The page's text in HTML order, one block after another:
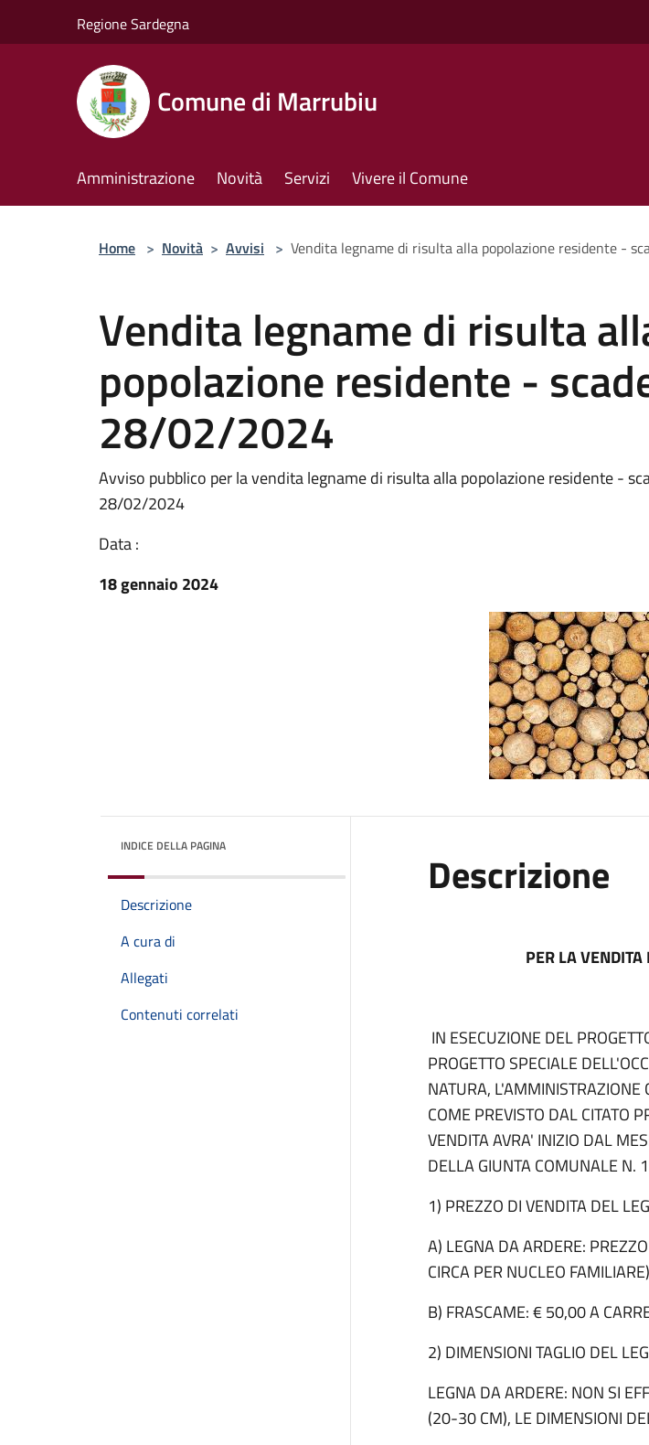
Regione Sardegna
Comune di Marrubiu
Amministrazione Novità Servizi Vivere il Comune
Home > Novità > Avvisi > Vendita legname di risulta alla popolazione residente -
Vendita legname di risulta
popolazione residente -
28/02/2024
Avviso pubblico per la vendita legname di risulta alla popolazione residente -
28/02/2024
Data :
18 gennaio 2024
INDICE DELLA PAGINA
Descrizione
A cura di
Allegati
Contenuti correlati
Descrizione
PER LA
IN ESECUZIONE DEL
PROGETTO SPECIALE
NATURA, L'AMMINISTRAZIONE
COME PREVISTO DAL CITATO
VENDITA AVRA' INIZIO DAL
DELLA GIUNTA COMUNALE
1) PREZZO DI VENDITA DEL
A) LEGNA DA ARDERE:
CIRCA PER NUCLEO FAMILIARE)
B) FRASCAME: € 50,00 A
2) DIMENSIONI TAGLIO DEL
LEGNA DA ARDERE: NON SI
(20-30 CM), LE DIMENSIONI